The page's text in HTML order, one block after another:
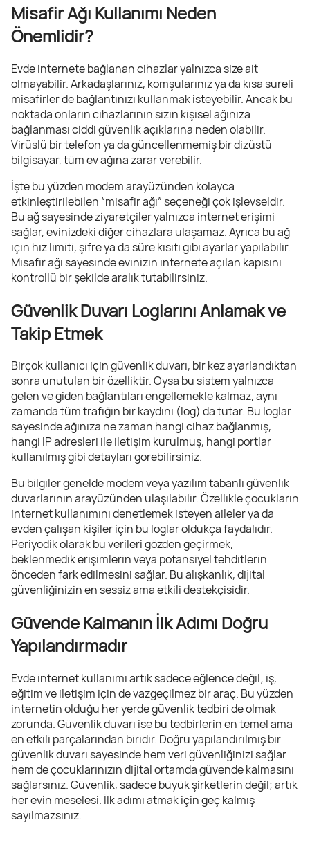
Misafir Ağı Kullanımı Neden
Önemlidir?
Evde internete bağlanan cihazlar yalnızca size ait
olmayabilir. Arkadaşlarınız, komşularınız ya da kısa süreli
misafirler de bağlantınızı kullanmak isteyebilir. Ancak bu
noktada onların cihazlarının sizin kişisel ağınıza
bağlanması ciddi güvenlik açıklarına neden olabilir.
Virüslü bir telefon ya da güncellenmemiş bir dizüstü
bilgisayar, tüm ev ağına zarar verebilir.
İşte bu yüzden modem arayüzünden kolayca
etkinleştirilebilen “misafir ağı” seçeneği çok işlevseldir.
Bu ağ sayesinde ziyaretçiler yalnızca internet erişimi
sağlar, evinizdeki diğer cihazlara ulaşamaz. Ayrıca bu ağ
için hız limiti, şifre ya da süre kısıtı gibi ayarlar yapılabilir.
Misafir ağı sayesinde evinizin internete açılan kapısını
kontrollü bir şekilde aralık tutabilirsiniz.
Güvenlik Duvarı Loglarını Anlamak ve
Takip Etmek
Birçok kullanıcı için güvenlik duvarı, bir kez ayarlandıktan
sonra unutulan bir özelliktir. Oysa bu sistem yalnızca
gelen ve giden bağlantıları engellemekle kalmaz, aynı
zamanda tüm trafiğin bir kaydını (log) da tutar. Bu loglar
sayesinde ağınıza ne zaman hangi cihaz bağlanmış,
hangi IP adresleri ile iletişim kurulmuş, hangi portlar
kullanılmış gibi detayları görebilirsiniz.
Bu bilgiler genelde modem veya yazılım tabanlı güvenlik
duvarlarının arayüzünden ulaşılabilir. Özellikle çocukların
internet kullanımını denetlemek isteyen aileler ya da
evden çalışan kişiler için bu loglar oldukça faydalıdır.
Periyodik olarak bu verileri gözden geçirmek,
beklenmedik erişimlerin veya potansiyel tehditlerin
önceden fark edilmesini sağlar. Bu alışkanlık, dijital
güvenliğinizin en sessiz ama etkili destekçisidir.
Güvende Kalmanın İlk Adımı Doğru
Yapılandırmadır
Evde internet kullanımı artık sadece eğlence değil; iş,
eğitim ve iletişim için de vazgeçilmez bir araç. Bu yüzden
internetin olduğu her yerde güvenlik tedbiri de olmak
zorunda. Güvenlik duvarı ise bu tedbirlerin en temel ama
en etkili parçalarından biridir. Doğru yapılandırılmış bir
güvenlik duvarı sayesinde hem veri güvenliğinizi sağlar
hem de çocuklarınızın dijital ortamda güvende kalmasını
sağlarsınız. Güvenlik, sadece büyük şirketlerin değil; artık
her evin meselesi. İlk adımı atmak için geç kalmış
sayılmazsınız.